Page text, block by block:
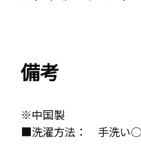
備考
※中国製
■洗濯方法： 手洗